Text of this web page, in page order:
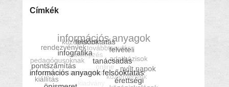
Címkék